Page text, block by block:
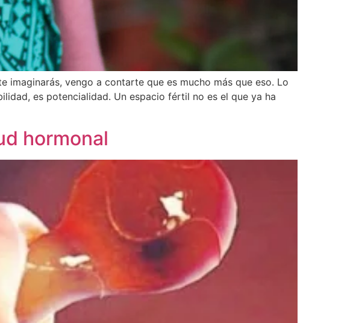
vengo a contarte que es mucho más que eso. Lo
es potencialidad. Un espacio fértil no es el que ya ha
hormonal